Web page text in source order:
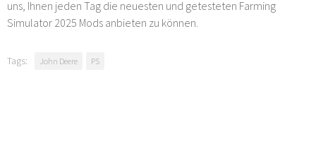
uns, Ihnen jeden Tag die neuesten und getesteten Farming
Simulator 2025 Mods anbieten zu können.
Tags: John Deere PS